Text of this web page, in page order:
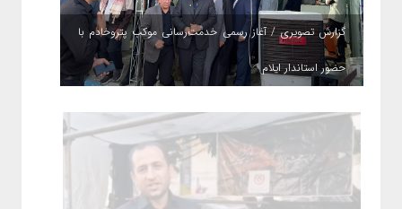
گزارش تصویری / آغاز رسمی خدمت‌رسانی موکب پتروخادم با
حضور استاندار ایلام